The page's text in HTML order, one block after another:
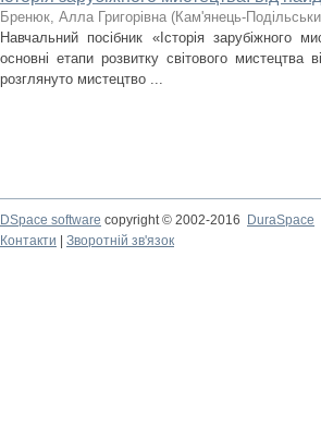
Бренюк, Алла Григорівна (Кам'янець-
Навчальний посібник «Історія зарубіжного
основні етапи розвитку світового
розглянуто мистецтво ...
DSpace software copyright © 2002-2016
DuraSpace
Контакти
Зворотній зв'язок